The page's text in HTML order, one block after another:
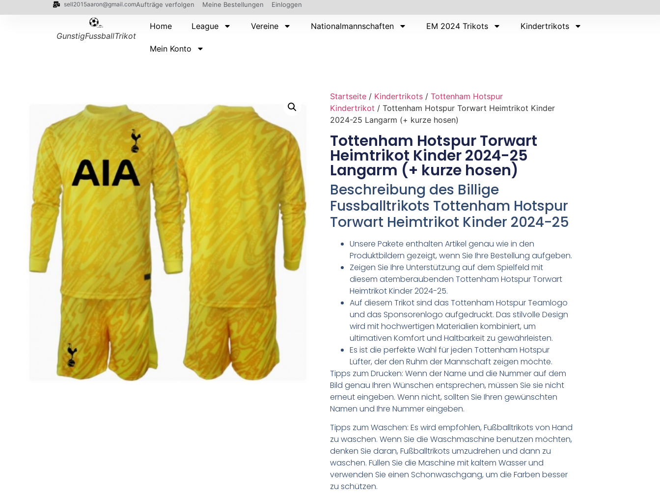
sell2015aaron@gmail.comAufträge verfolgen Meine Bestellungen Einloggen
GunstigFussballTrikot
Home League Vereine Nationalmannschaften EM 2024 Trikots Kindertrikots
Mein Konto
Startseite / Kindertrikots / Tottenham Hotspur
Kindertrikot / Tottenham Hotspur Torwart Heimtrikot Kinder
2024-25 Langarm (+ kurze hosen)
Tottenham Hotspur Torwart
Heimtrikot Kinder 2024-25
Langarm (+ kurze hosen)
Beschreibung des Billige
Fussballtrikots Tottenham Hotspur
Torwart Heimtrikot Kinder 2024-25
Unsere Pakete enthalten Artikel genau wie in den
Produktbildern gezeigt, wenn Sie Ihre Bestellung aufgeben.
Zeigen Sie Ihre Unterstützung auf dem Spielfeld mit
diesem atemberaubenden Tottenham Hotspur Torwart
Heimtrikot Kinder 2024-25.
Auf diesem Trikot sind das Tottenham Hotspur Teamlogo
und das Sponsorenlogo aufgedruckt. Das stilvolle Design
wird mit hochwertigen Materialien kombiniert, um
ultimativen Komfort und Haltbarkeit zu gewährleisten.
Es ist die perfekte Wahl für jeden Tottenham Hotspur
Lüfter, der den Ruhm der Mannschaft zeigen möchte.
Tipps zum Drucken: Wenn der Name und die Nummer auf dem
Bild genau Ihren Wünschen entsprechen, müssen Sie sie nicht
erneut eingeben. Wenn nicht, sollten Sie Ihren gewünschten
Namen und Ihre Nummer eingeben.
Tipps zum Waschen: Es wird empfohlen, Fußballtrikots von Hand
zu waschen. Wenn Sie die Waschmaschine benutzen möchten,
denken Sie daran, Fußballtrikots umzudrehen und dann zu
waschen. Füllen Sie die Maschine mit kaltem Wasser und
verwenden Sie einen Schonwaschgang, um die Farben besser
zu schützen.